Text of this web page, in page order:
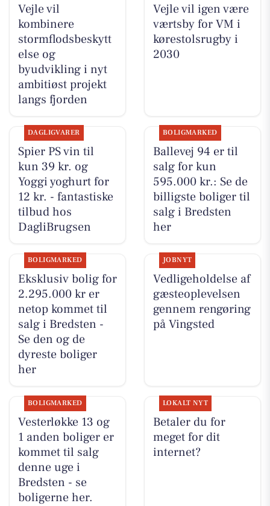
Vejle vil
kombinere
stormflodsbeskytt
else og
byudvikling i nyt
ambitiøst projekt
langs fjorden
Vejle vil igen være
værtsby for VM i
kørestolsrugby i
2030
DAGLIGVARER
Spier PS vin til
kun 39 kr. og
Yoggi yoghurt for
12 kr. - fantastiske
tilbud hos
DagliBrugsen
BOLIGMARKED
Ballevej 94 er til
salg for kun
595.000 kr.: Se de
billigste boliger til
salg i Bredsten
her
BOLIGMARKED
Eksklusiv bolig for
2.295.000 kr er
netop kommet til
salg i Bredsten -
Se den og de
dyreste boliger
her
JOBNYT
Vedligeholdelse af
gæsteoplevelsen
gennem rengøring
på Vingsted
BOLIGMARKED
Vesterløkke 13 og
1 anden boliger er
kommet til salg
denne uge i
Bredsten - se
boligerne her.
LOKALT NYT
Betaler du for
meget for dit
internet?